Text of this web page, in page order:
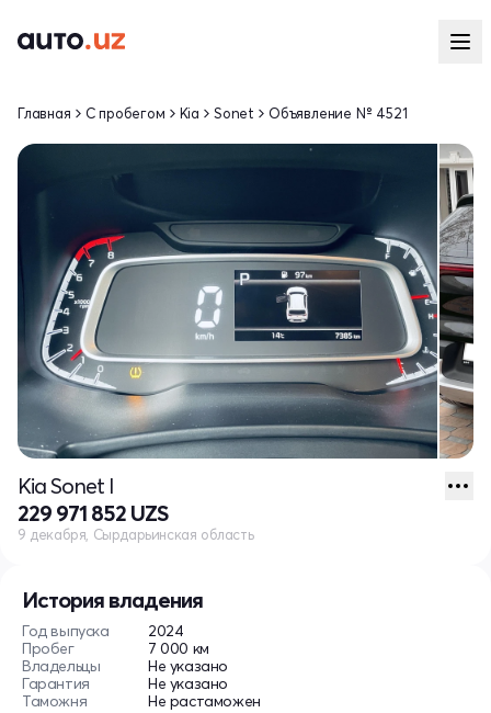
История владения
Год выпуска
2024
Пробег
7 000 км
Владельцы
Не указано
Гарантия
Не указано
Таможня
Не растаможен
Главная С пробегом Kia Sonet Объявление № 4521
Kia Sonet I
229 971 852 UZS
9 декабря, Сырдарьинская область